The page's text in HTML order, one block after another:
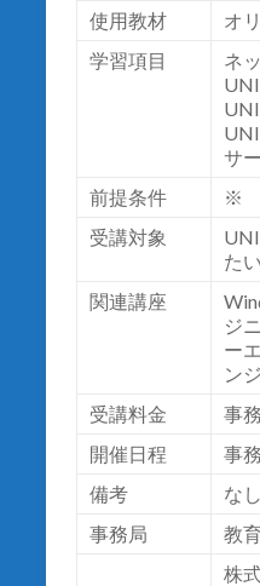
使用教材
オ
学習項目
ネ
サ
前提条件
※
受講対象
た
関連講座
ジ
ー
ン
受講料金
事
開催日程
事
備考
なし
事務局
教
株